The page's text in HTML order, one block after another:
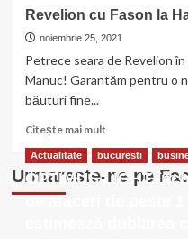
REVELION
PE
COSTIERA
Trattoria
Revelion cu Fason la
noiembrie 25, 2021
Petrece seara de Revelion
Manuc! Garantăm pentru o
băuturi fine...
Citește mai multCitește
multe
despre
Urmareste-ne pe
Actualitate bucuresti
OPTIMUS LIGHT
de afaceri de peste 1